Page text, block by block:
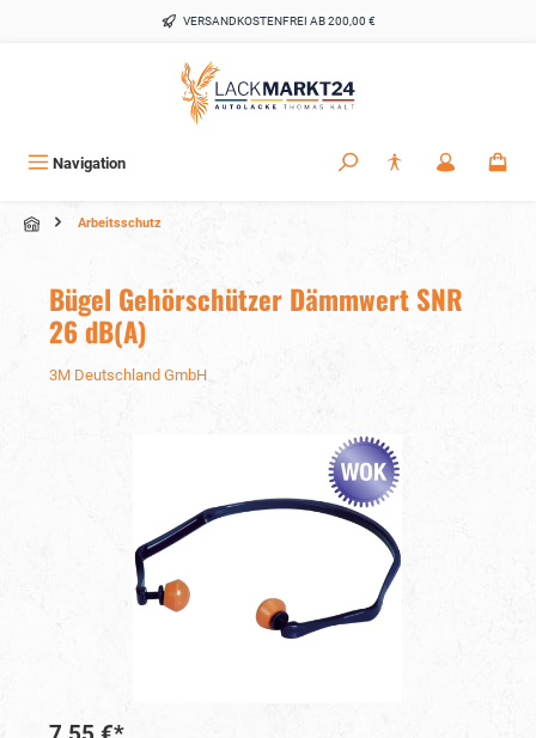
VERSANDKOSTENFREI AB 200,00 €
Navigation
Arbeitsschutz
Bügel Gehörschützer Dämmwert SNR
26 dB(A)
3M Deutschland GmbH